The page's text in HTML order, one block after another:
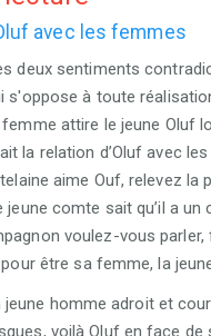
avec les femmes
deux sentiments
s'oppose à toute
femme attire le jeune Oluf
la relation d’Oluf avec
aime Ouf, relevez la
jeune comte sait qu’il a un
voulez-vous
pour être sa femme, la
jeune homme adroit et
voilà Oluf en face de